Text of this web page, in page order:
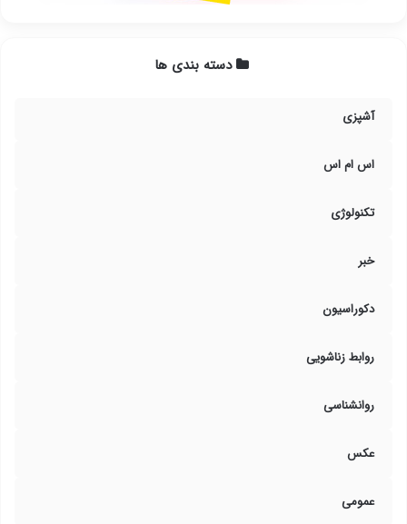
دسته بندی ها
آشپزی
اس ام اس
تکنولوژی
خبر
دکوراسیون
روابط زناشویی
روانشناسی
عکس
عمومی